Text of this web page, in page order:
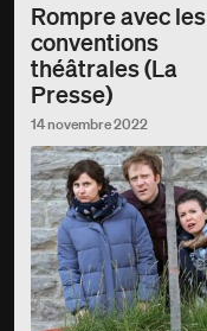
Rompre avec les
conventions
théâtrales (La
Presse)
14 novembre 2022